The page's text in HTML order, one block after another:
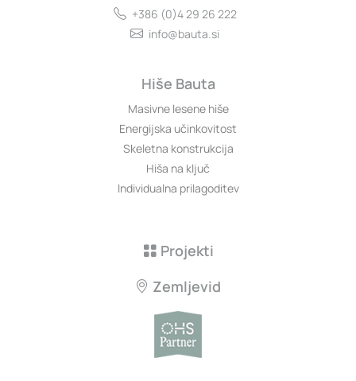
+386 (0)4 29 26 222
info@bauta.si
Hiše Bauta
Masivne lesene hiše
Energijska učinkovitost
Skeletna konstrukcija
Hiša na ključ
Individualna prilagoditev
Projekti
Zemljevid